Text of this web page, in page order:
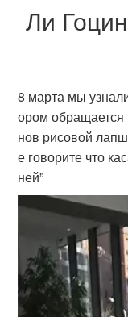
Ли
8 марта мы
ором обращается
нов рисовой
е говорите что
ней”